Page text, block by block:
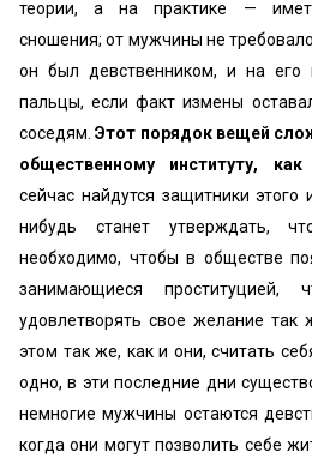
теории, а на практике —
сношения; от мужчины не
он был девственником, и на его
пальцы, если факт измены
соседям.Этот порядок вещей
общественному институту, как
сейчас найдутся защитники этого
нибудь станет утверждать,
необходимо, чтобы в обществе
занимающиеся
удовлетворять свое желание
этом так же, как и они, считать
одно, в эти последние дни
немногие мужчины остаются
когда они могут позволить себе